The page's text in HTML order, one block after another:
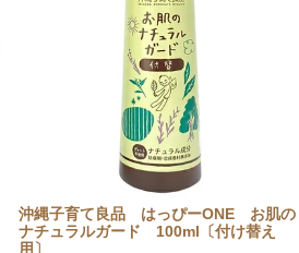
沖縄子育て良品 はっぴーONE お肌の
ナチュラルガード 100ml〔付け替え
用〕